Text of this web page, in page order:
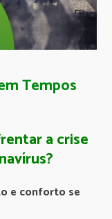
Tempos
a crise
e conforto se